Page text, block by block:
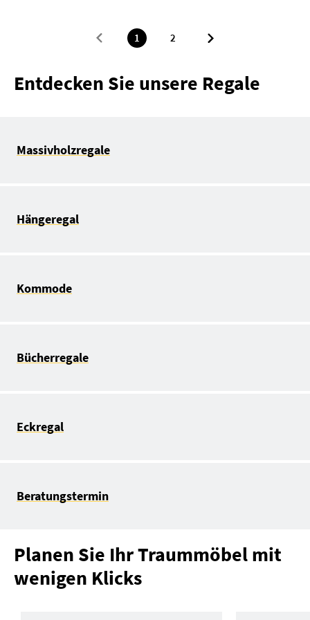
1 2
Entdecken Sie unsere Regale
Massivholzregale
Hängeregal
Kommode
Bücherregale
Eckregal
Beratungstermin
Planen Sie Ihr Traummöbel mit
wenigen Klicks